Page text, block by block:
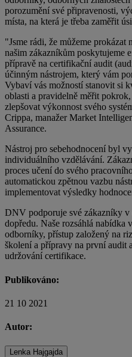
porozumění své připravenosti,
místa, na která je třeba zaměřit
"Jsme rádi, že můžeme prokázat
našim zákazníkům poskytujeme
přípravě na certifikační audit
účinným nástrojem, který vám
Vybaví vás možností stanovit si
oblasti a pravidelně měřit
zlepšovat výkonnost svého
Crippa, manažer Market
Assurance.
Nástroj pro sebehodnocení byl
individuálního vzdělávání.
proces učení do svého
automatickou zpětnou vazbu
implementovat výsledky
DNV podporuje své zákazníky
dopředu. Naše rozsáhlá nabídka
odborníky, přístup založený na
školení a přípravy na první audit
udržování certifikace.
Publikováno:
21 10 2021
Autor:
Lenka Hajgajda